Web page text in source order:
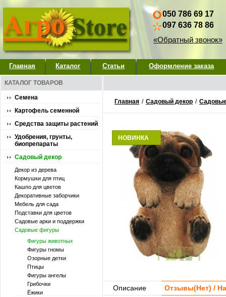
050 786 69 17
097 636 78 86
«Обратный звонок»
Главная Каталог Статьи Оформление заказа
КАТАЛОГ ТОВАРОВ
Семена
Картофель семенной
Средства защиты растений
Удобрения, грунты,
биопрепараты
Садовый декор
Декор из дерева
Кормушки для птиц
Кашпо для цветов
Декоративные заборчики
Мебель для сада
Подставки для цветов
Садовые арки и поддержки
Садовые фигуры
Фигуры животных
Фигуры гномы
Озорные детки
Птицы
Фигуры ангелы
Грибочки
Ёжики
Главная / Садовый декор /
НОВИНКА
Описание Отзывы(Нет) /